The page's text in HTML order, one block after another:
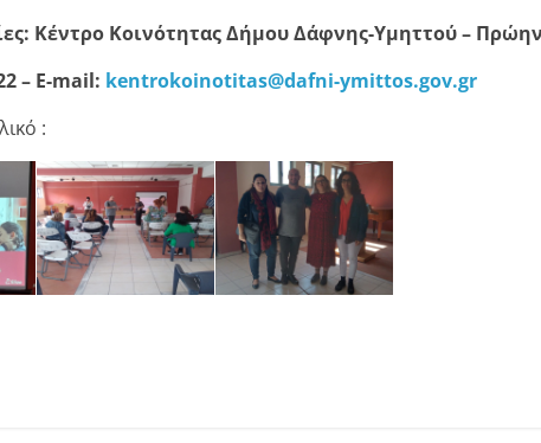
Κέντρο Κοινότητας Δήμου Δάφνης-Υμηττού –
– E-mail: kentrokoinotitas@dafni-ymittos.gov.gr
: